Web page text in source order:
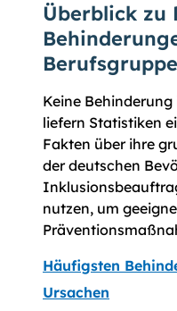
Überblick zu
Berufsgruppe
Keine
liefern Statistiken
Fakten über ihre
der deutschen
nutzen, um
Häufigsten
Ursachen